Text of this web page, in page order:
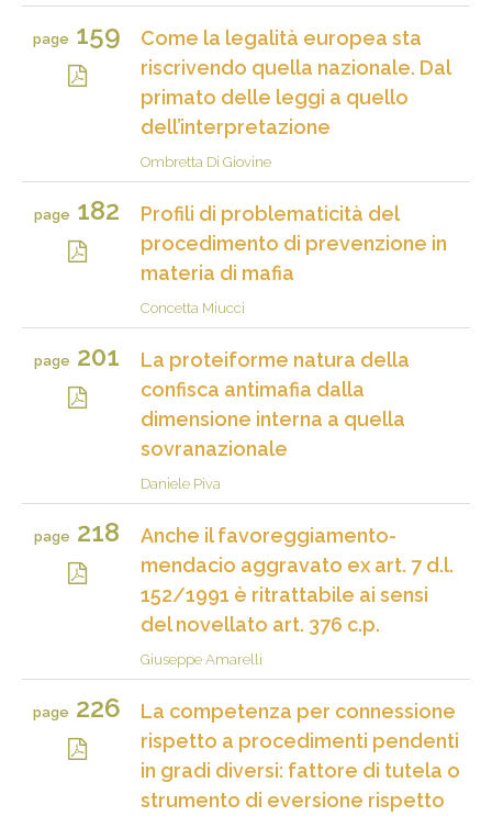
page 159
Come la legalità europea sta
riscrivendo quella nazionale. Dal
primato delle leggi a quello
dell’interpretazione
Ombretta Di Giovine
page 182
Profili di problematicità del
procedimento di prevenzione in
materia di mafia
Concetta Miucci
page 201
La proteiforme natura della
confisca antimafia dalla
dimensione interna a quella
sovranazionale
Daniele Piva
page 218
Anche il favoreggiamento-
mendacio aggravato ex art. 7 d.l.
152/1991 è ritrattabile ai sensi
del novellato art. 376 c.p.
Giuseppe Amarelli
page 226
La competenza per connessione
rispetto a procedimenti pendenti
in gradi diversi: fattore di tutela o
strumento di eversione rispetto